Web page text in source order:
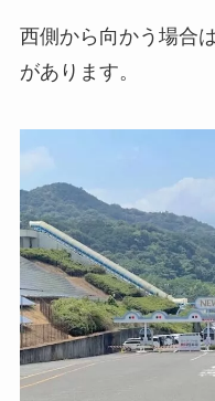
西側から向かう場合
があります。